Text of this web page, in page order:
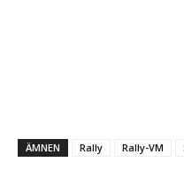
ÄMNEN Rally Rally-VM